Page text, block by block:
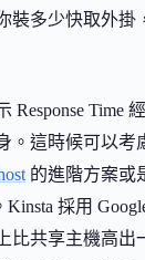
裝多少快取外掛
Response Time
。這時候可以考
的進階方案或
採用
比共享主機高出